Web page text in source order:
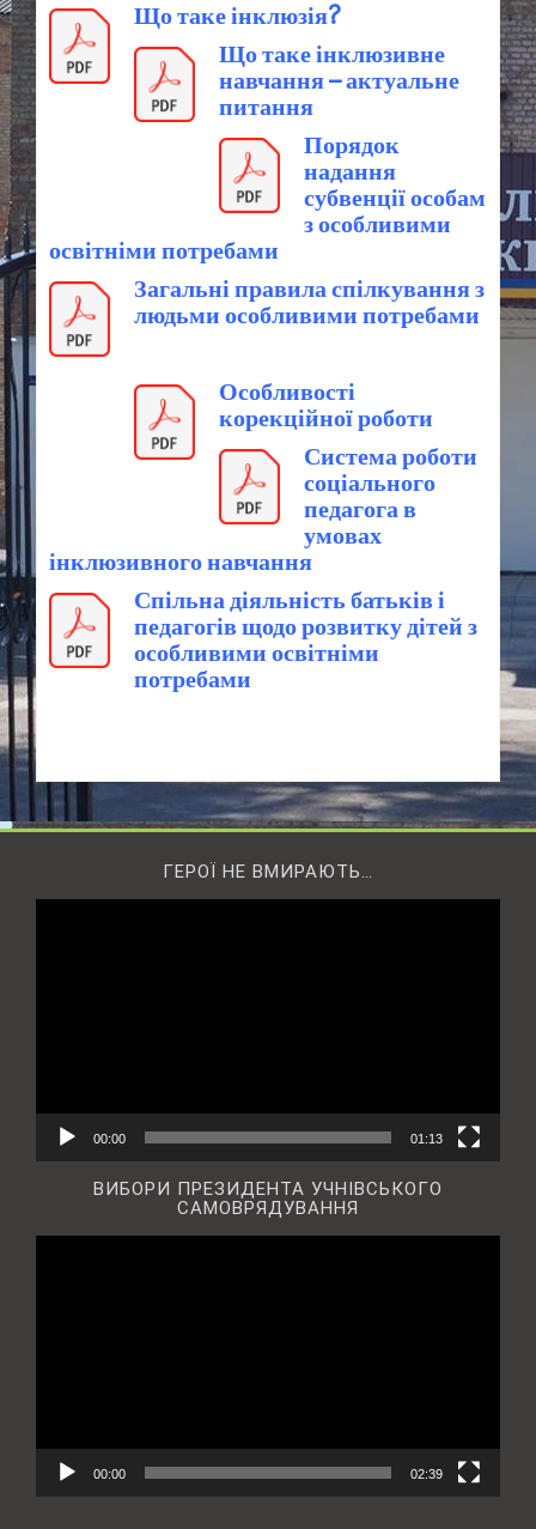
Що таке інклюзія?
Що таке інклюзивне
навчання – актуальне
питання
Порядок
надання
субвенції особам
з особливими
освітніми потребами
Загальні правила спілкування з
людьми особливими потребами
Особливості
корекційної роботи
Система роботи
соціального
педагога в
умовах
інклюзивного навчання
Спільна діяльність батьків і
педагогів щодо розвитку дітей з
особливими освітніми
потребами
ГЕРОЇ НЕ ВМИРАЮТЬ…
00:00 01:13
ВИБОРИ ПРЕЗИДЕНТА УЧНІВСЬКОГО
САМОВРЯДУВАННЯ
00:00 02:39